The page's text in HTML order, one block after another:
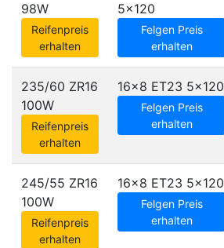
98W
Reifenpreis
erhalten
5x120
Felgen Preis
erhalten
235/60 ZR16
100W
Reifenpreis
erhalten
16x8 ET23 5x120
Felgen Preis
erhalten
245/55 ZR16
100W
Reifenpreis
erhalten
16x8 ET23 5x120
Felgen Preis
erhalten